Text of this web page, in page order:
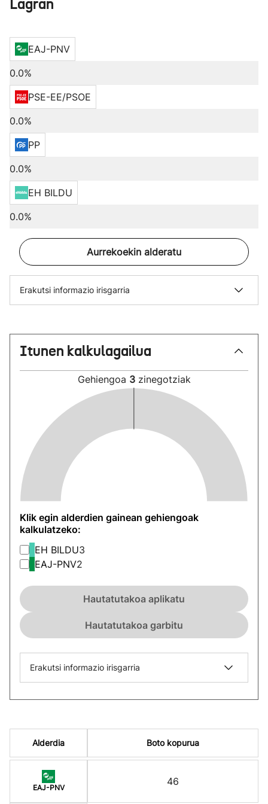
Lagran
EAJ-PNV
0.0%
PSE-EE/PSOE
0.0%
PP
0.0%
EH BILDU
0.0%
Aurrekoekin alderatu
Erakutsi informazio irisgarria
Itunen kalkulagailua
Gehiengoa 3 zinegotziak
Klik egin alderdien gainean gehiengoak
kalkulatzeko:
EH BILDU3
EAJ-PNV2
Hautatutakoa aplikatu
Hautatutakoa garbitu
Erakutsi informazio irisgarria
Alderdia
EAJ-PNV
Boto kopurua
46